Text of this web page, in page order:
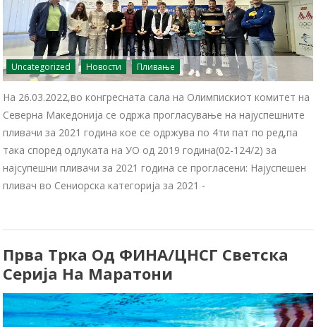
Uncategorized Новости Пливање
На 26.03.2022,во конгресната сала на Олимпискиот комитет на
Северна Македонија се одржа прогласување на најуспешните
пливачи за 2021 година кое се одржува по 4ти пат по ред,па
така според одлуката на УО од 2019 година(02-124/2) за
најсупешни пливачи за 2021 година се прогласени: Најуспешен
пливач во Сениорска категорија за 2021 -
Прва Трка Од ФИНА/ЦНСГ Светска
Серија На Маратони